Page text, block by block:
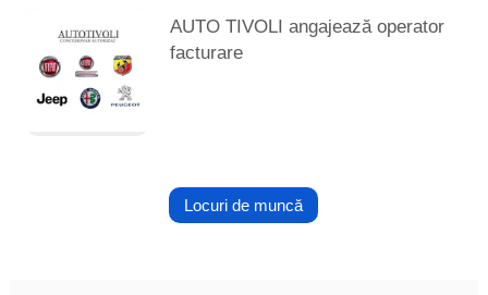
AUTO TIVOLI angajează operator
facturare
Locuri de muncă